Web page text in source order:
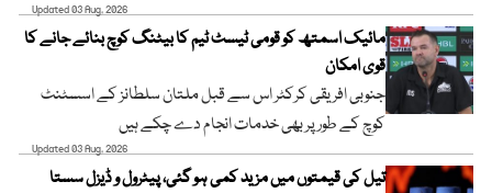
Updated 03 Aug, 2026
مائیک اسمتھ کو قومی ٹیسٹ ٹیم کا بیٹنگ کوچ بنائے جانے کا
قوی امکان
جنوبی افریقی کرکٹر اس سے قبل ملتان سلطانز کے اسسٹنٹ
کوچ کے طور پر بھی خدمات انجام دے چکے ہیں
Updated 03 Aug, 2026
تیل کی قیمتوں میں مزید کمی ہو گئی، پیٹرول و ڈیزل سستا